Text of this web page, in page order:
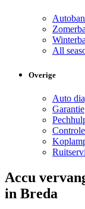
All
Overige
Auto
Garantie
Accu
in Breda